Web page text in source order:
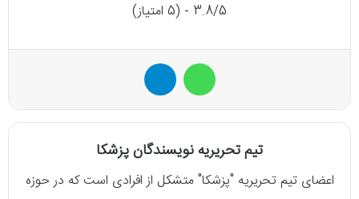
3.8/5 - (5 امتیاز)
واتس آپ
تیم تحریریه نویسندگان پزشکا
اعضای تیم تحریریه "پزشکا" متشکل از افرادی است که در حوزه